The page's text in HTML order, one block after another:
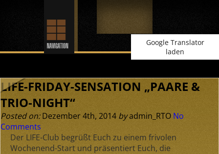
Google Translator
laden
LIFE-FRIDAY-SENSATION „PAARE &
TRIO-NIGHT“
Posted on:Dezember 4th, 2014 byadmin_RTO No
Comments
Der LIFE-Club begrüßt Euch zu einem frivolen
Wochenend-Start und präsentiert Euch, die